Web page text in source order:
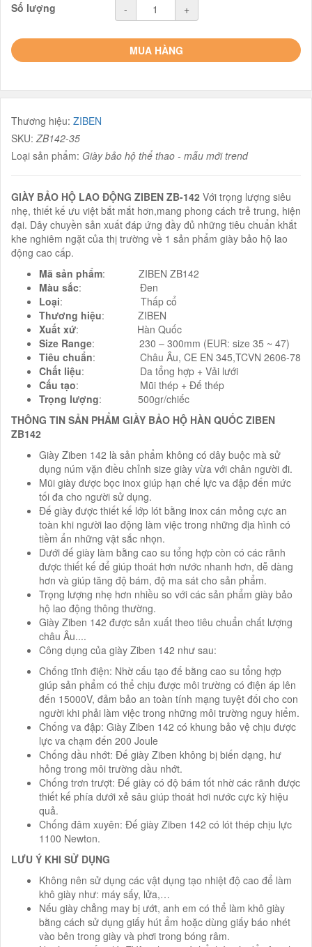
Số lượng
- +
MUA HÀNG
Thương hiệu: ZIBEN
SKU:ZB142-35
Loại sản phẩm: Giày bảo hộ thể thao - mẫu mới trend
GIÀY BẢO HỘ LAO ĐỘNG ZIBEN ZB-142 Với trọng lượng siêu
nhẹ, thiết kế ưu việt bắt mắt hơn,mang phong cách trẻ trung, hiện
đại. Dây chuyền sản xuất đáp ứng đầy đủ những tiêu chuẩn khắt
khe nghiêm ngặt của thị trường về 1 sản phẩm giày bảo hộ lao
động cao cấp.
Mã sản phẩm: ZIBEN ZB142
Màu sắc: Đen
Loại: Thấp cổ
Thương hiệu: ZIBEN
Xuất xứ: Hàn Quốc
Size Range: 230 – 300mm (EUR: size 35 ~ 47)
Tiêu chuẩn: Châu Âu, CE EN 345,TCVN 2606-78
Chất liệu: Da tổng hợp + Vải lưới
Cấu tạo: Mũi thép + Đế thép
Trọng lượng: 500gr/chiếc
THÔNG TIN SẢN PHẨM GIẦY BẢO HỘ HÀN QUỐC ZIBEN
ZB142
Giày Ziben 142 là sản phẩm không có dây buộc mà sử
dụng núm vặn điều chỉnh size giày vừa với chân người đi.
Mũi giày được bọc inox giúp hạn chế lực va đập đến mức
tối đa cho người sử dụng.
Đế giày được thiết kế lớp lót bằng inox cán mỏng cực an
toàn khi người lao động làm việc trong những địa hình có
tiềm ẩn những vật sắc nhọn.
Dưới đế giày làm bằng cao su tổng hợp còn có các rãnh
được thiết kế để giúp thoát hơn nước nhanh hơn, dễ dàng
hơn và giúp tăng độ bám, độ ma sát cho sản phẩm.
Trọng lượng nhẹ hơn nhiều so với các sản phẩm giày bảo
hộ lao động thông thường.
Giày Ziben 142 được sản xuất theo tiêu chuẩn chất lượng
châu Âu....
Công dụng của giày Ziben 142 như sau:
Chống tĩnh điện: Nhờ cấu tạo đế bằng cao su tổng hợp
giúp sản phẩm có thể chịu được môi trường có điện áp lên
đến 15000V, đảm bảo an toàn tính mạng tuyệt đối cho con
người khi phải làm việc trong những môi trường nguy hiểm.
Chống va đập: Giày Ziben 142 có khung bảo vệ chịu được
lực va chạm đến 200 Joule
Chống dầu nhớt: Đế giày Ziben không bị biến dạng, hư
hỏng trong môi trường dầu nhớt.
Chống trơn trượt: Đế giày có độ bám tốt nhờ các rãnh được
thiết kế phía dưới xẻ sâu giúp thoát hơi nước cực kỳ hiệu
quả.
Chống đâm xuyên: Đế giày Ziben 142 có lót thép chịu lực
1100 Newton.
LƯU Ý KHI SỬ DỤNG
Không nên sử dụng các vật dụng tạo nhiệt độ cao để làm
khô giày như: máy sấy, lửa,…
Nếu giày chẳng may bị ướt, anh em có thể làm khô giày
bằng cách sử dụng giấy hút ẩm hoặc dùng giấy báo nhét
vào bên trong giày và phơi trong bóng râm.